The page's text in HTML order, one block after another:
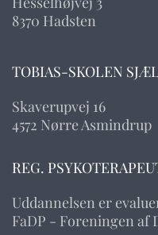
8370 Hadsten
TOBIAS-SKOLEN
Skaverupvej 16
4572 Nørre Asmindrup
REG.
Uddannelsen er
FaDP - Foreningen af